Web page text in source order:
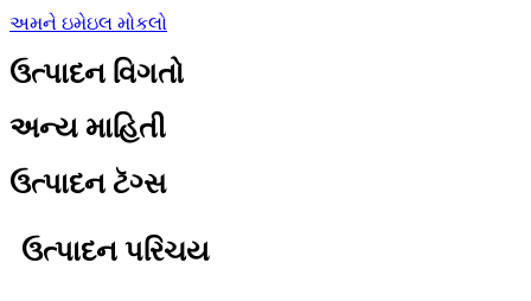
અમને ઇમેઇલ મોકલો
ઉત્પાદન વિગતો
અન્ય માહિતી
ઉત્પાદન ટૅગ્સ
ઉત્પાદન પરિચય